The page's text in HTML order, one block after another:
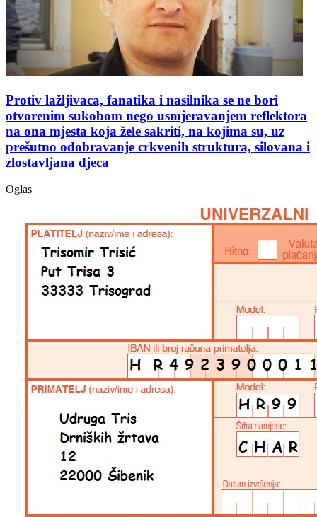
Protiv lažljivaca, fanatika i nasilnika se ne bori
otvorenim sukobom nego usmjeravanjem reflektora
na ona mjesta koja žele sakriti, na kojima su, uz
prešutno odobravanje crkvenih struktura, silovana i
zlostavljana djeca
Oglas